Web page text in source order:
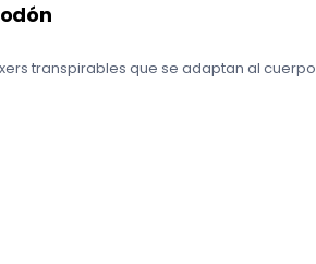
transpirables que se adaptan al